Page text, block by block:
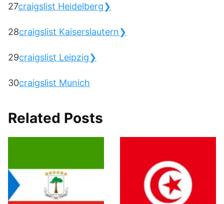
27craigslist Heidelberg❯
28craigslist Kaiserslautern❯
29craigslist Leipzig❯
30craigslist Munich
Related Posts